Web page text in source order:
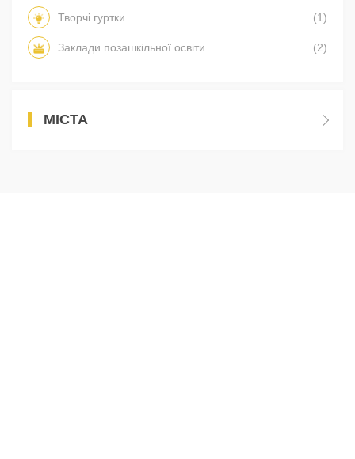
Творчі гуртки (1)
Заклади позашкільної освіти (2)
МІСТА